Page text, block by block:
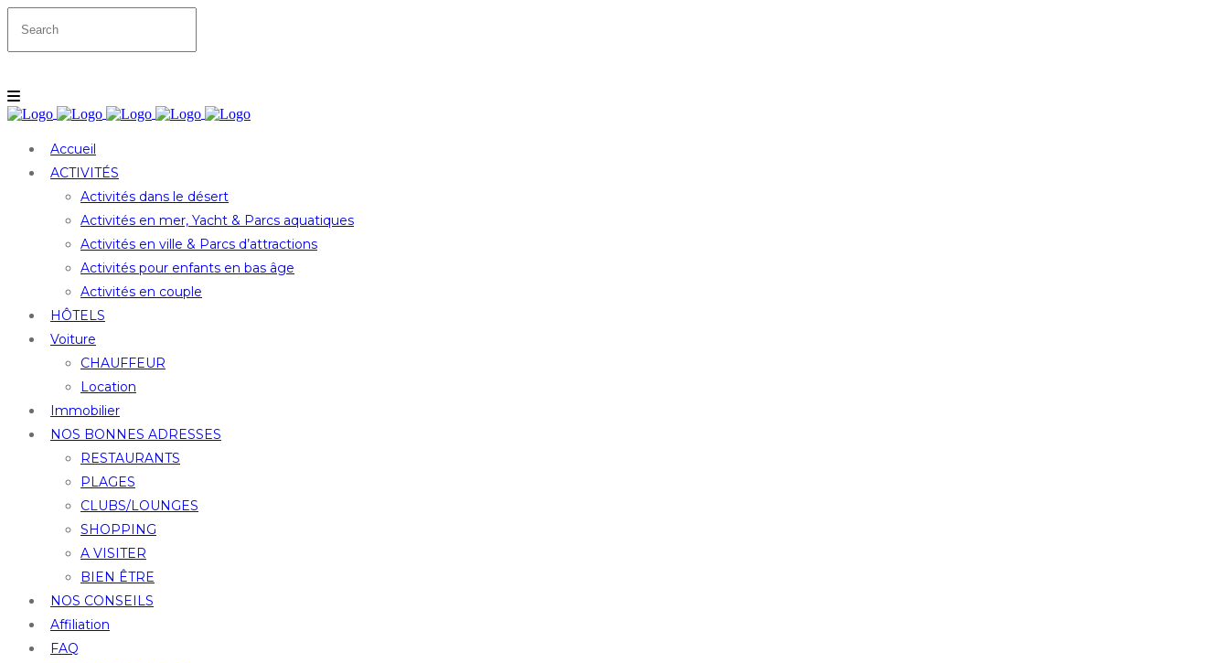
Accueil
ACTIVITÉS
Activités dans le désert
Activités en mer, Yacht & Parcs aquatiques
Activités en ville & Parcs d’attractions
Activités pour enfants en bas âge
Activités en couple
HÔTELS
Voiture
CHAUFFEUR
Location
Immobilier
NOS BONNES ADRESSES
RESTAURANTS
PLAGES
CLUBS/LOUNGES
SHOPPING
A VISITER
BIEN ÊTRE
NOS CONSEILS
Affiliation
FAQ